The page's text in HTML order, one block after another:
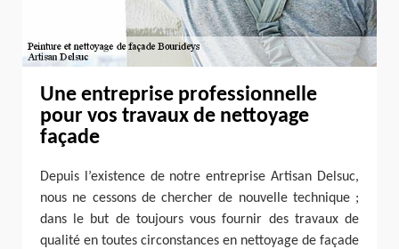
Une entreprise professionnelle
pour vos travaux de nettoyage
façade
Depuis l’existence de notre entreprise Artisan Delsuc,
nous ne cessons de chercher de nouvelle technique ;
dans le but de toujours vous fournir des travaux de
qualité en toutes circonstances en nettoyage de façade